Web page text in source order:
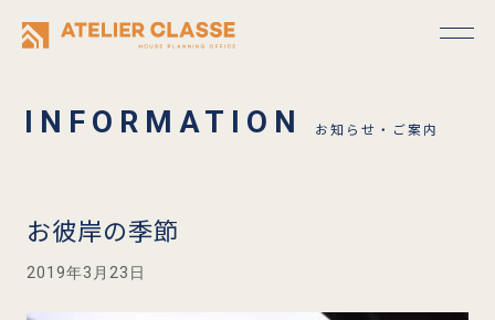
お知らせ・ご案内
お彼岸の季節
2019年3月23日